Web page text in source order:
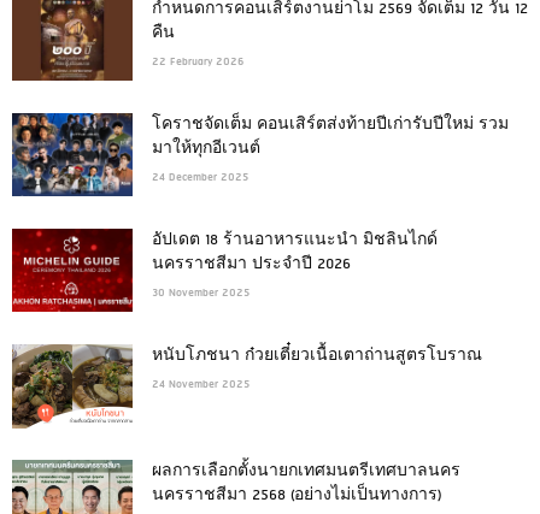
กำหนดการคอนเสิร์ตงานย่าโม 2569 จัดเต็ม 12 วัน 12
คืน
22 February 2026
โคราชจัดเต็ม คอนเสิร์ตส่งท้ายปีเก่ารับปีใหม่ รวม
มาให้ทุกอีเวนต์
24 December 2025
อัปเดต 18 ร้านอาหารแนะนำ มิชลินไกด์
นครราชสีมา ประจำปี 2026
30 November 2025
หนับโภชนา ก๋วยเตี๋ยวเนื้อเตาถ่านสูตรโบราณ
24 November 2025
ผลการเลือกตั้งนายกเทศมนตรีเทศบาลนคร
นครราชสีมา 2568 (อย่างไม่เป็นทางการ)